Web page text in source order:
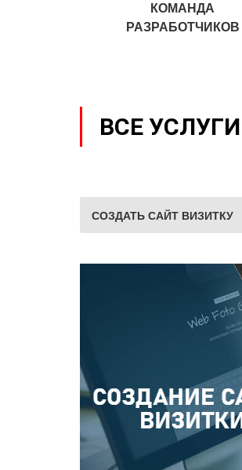
КОМАНДА
РАЗРАБОТЧИКОВ
ВСЕ
СОЗДАТЬ САЙТ ВИЗИТКУ